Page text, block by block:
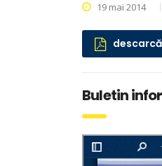
19 mai 2014
descarcă
Buletin